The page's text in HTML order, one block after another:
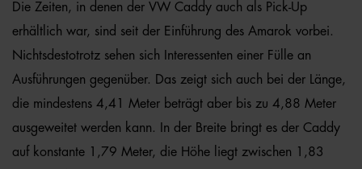
Die Zeiten, in denen der VW Caddy auch als Pick-Up
erhältlich war, sind seit der Einführung des Amarok vorbei.
Nichtsdestotrotz sehen sich Interessenten einer Fülle an
Ausführungen gegenüber. Das zeigt sich auch bei der Länge,
die mindestens 4,41 Meter beträgt aber bis zu 4,88 Meter
ausgeweitet werden kann. In der Breite bringt es der Caddy
auf konstante 1,79 Meter, die Höhe liegt zwischen 1,83